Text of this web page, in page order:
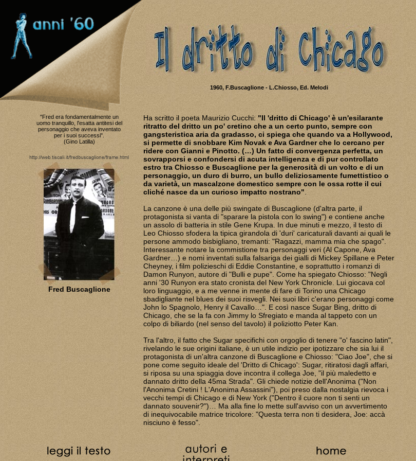
1960, F.Buscaglione - L.Chiosso, Ed. Melodi
"Fred era fondamentalmente un
uomo tranquillo, l'esatta antitesi del
personaggio che aveva inventato
per i suoi successi".
(Gino Latilla)
Fred Buscaglione
Ha scritto il poeta Maurizio Cucchi: "Il 'dritto di Chicago' è un'esilarante
ritratto del dritto un po' cretino che a un certo punto, sempre con
gangsteristica aria da gradasso, ci spiega che quando va a Hollywood,
si permette di snobbare Kim Novak e Ava Gardner che lo cercano per
ridere con Gianni e Pinotto. (…) Un fatto di convergenza perfetta, un
sovrapporsi e confondersi di acuta intelligenza e di pur controllato
estro tra Chiosso e Buscaglione per la generosità di un volto e di un
personaggio, un duro di burro, un bullo deliziosamente fumettistico o
da varietà, un mascalzone domestico sempre con le ossa rotte il cui
cliché nasce da un curioso impatto nostrano"
La canzone è una delle più swingate di Buscaglione (d'altra parte, il
protagonista si vanta di "sparare la pistola con lo swing") e contiene anche
un assolo di batteria in stile Gene Krupa. In due minuti e mezzo, il testo di
Leo Chiosso sfodera la tipica girandola di 'duri' caricaturali davanti ai quali le
persone ammodo bisbigliano, tremanti: "Ragazzi, mamma mia che spago".
Interessante notare la commistione tra personaggi veri (Al Capone, Ava
Gardner…) e nomi inventati sulla falsariga dei gialli di Mickey Spillane e Peter
Cheyney, i film polizieschi di Eddie Constantine, e soprattutto i romanzi di
Damon Runyon, autore di "Bulli e pupe". Come ha spiegato Chiosso: "Negli
anni '30 Runyon era stato cronista del New York Chronicle. Lui giocava col
loro linguaggio, e a me venne in mente di fare di Torino una Chicago
sbadigliante nel blues dei suoi risvegli. Nei suoi libri c'erano personaggi come
John lo Spagnolo, Henry il Cavallo…". E così nasce Sugar Bing, dritto di
Chicago, che se la fa con Jimmy lo Sfregiato e manda al tappeto con un
colpo di biliardo (nel senso del tavolo) il poliziotto Peter Kan.
Tra l'altro, il fatto che Sugar specifichi con orgoglio di tenere "o' fascino latin",
rivelando le sue origini italiane, è un utile indizio per ipotizzare che sia lui il
protagonista di un'altra canzone di Buscaglione e Chiosso: "Ciao Joe", che si
pone come seguito ideale del 'Dritto di Chicago': Sugar, ritiratosi dagli affari,
si riposa su una spiaggia dove incontra il collega Joe, "il più maledetto e
dannato dritto della 45ma Strada". Gli chiede notizie dell'Anonima ("Non
l'Anonima Cretini ! L'Anonima Assassini"), poi preso dalla nostalgia rievoca i
vecchi tempi di Chicago e di New York ("Dentro il cuore non ti senti un
dannato souvenir?")… Ma alla fine lo mette sull'avviso con un avvertimento
di inequivocabile matrice tricolore: "Questa terra non ti desidera, Joe: accà
nisciuno è fesso".